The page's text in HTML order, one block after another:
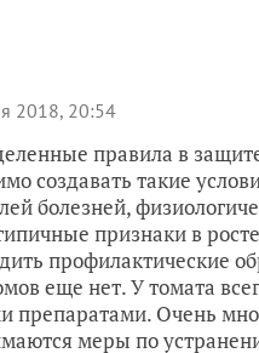
2018, 20:54
правила в
создавать такие
болезней,
признаки в
профилактические
еще нет. У томата
препаратами. Очень
меры по